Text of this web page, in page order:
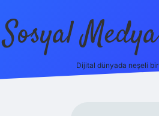
Sosyal
Dijital dünyada neşeli